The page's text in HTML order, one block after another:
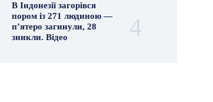
В Індонезії загорівся
пором із 271 людиною —
п’ятеро загинули, 28
зникли. Відео